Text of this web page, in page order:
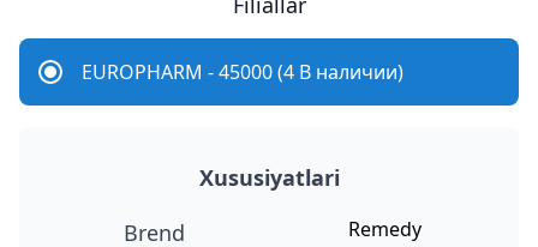
EUROPHARM - 45000 (4 В наличии)
Xususiyatlari
Brend
Remedy